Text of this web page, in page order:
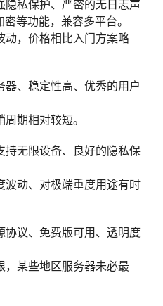
隐私保护、严密的无日志声
等功能，兼容多平台。
动，价格相比入门方案略
器、稳定性高、优秀的用户
期相对较短。
持无限设备、良好的隐私保
波动、对极端重度用途有时
协议、免费版可用、透明度
，某些地区服务器未必最